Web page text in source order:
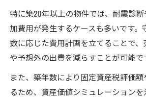
特に築20年以上の物件では、耐震診
加費用が発生するケースも多いです。
数に応じた費用計画を立てることで
や予想外の出費を減らすことが可能で
また、築年数により固定資産税評価
るため、資産価値シミュレーション